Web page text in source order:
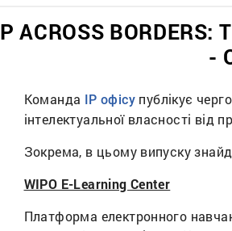
ACROSS
-
Команда ІР офісупублікує
інтелектуальної власності від
Зокрема, в цьому випуску
WIPO E-Learning Center
Платформа електронного